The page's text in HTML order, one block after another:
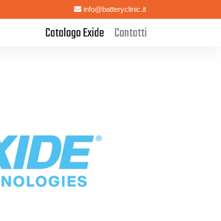
info@batteryclinic.it
Catalogo Exide Contatti